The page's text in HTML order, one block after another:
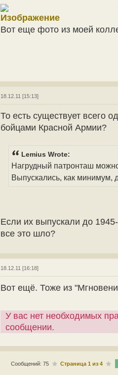
Вот еще фото из моей
18.12.11 [15:13]
То есть существует всего
бойцами Красной Армии?
Lemius Wrote:
Нагрудный патронташ
Выпускались, как минимум,
Если их выпускали до
все это шло?
18.12.11 [16:18]
Вот ещё. Тоже из
У вас нет необходимых
сообщении.
Сообщений: 75 Страница 1 из 4